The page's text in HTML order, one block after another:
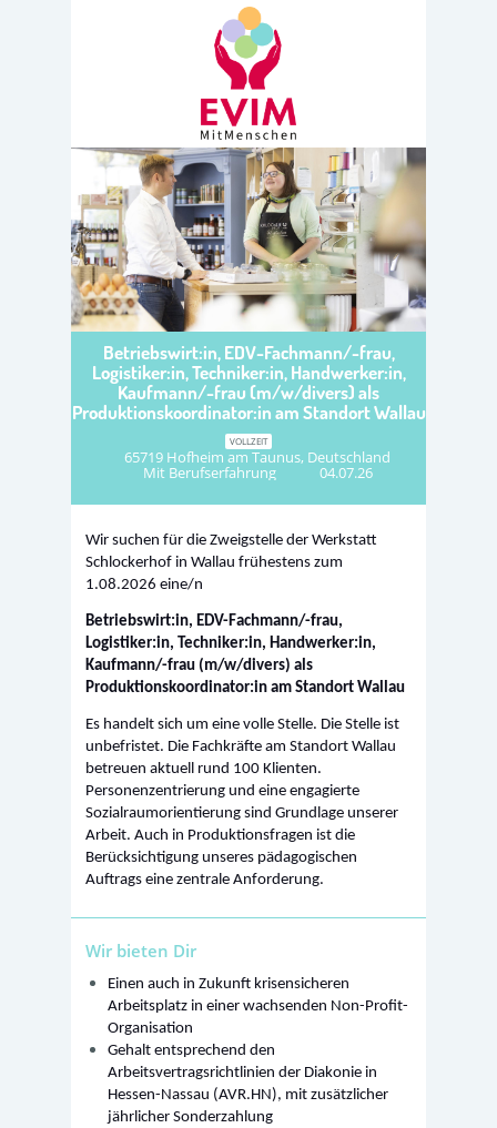
Betriebswirt:in, EDV-Fachmann/-frau,
Logistiker:in, Techniker:in, Handwerker:in,
Kaufmann/-frau (m/w/divers) als
Produktionskoordinator:in am Standort Wallau
VOLLZEIT
65719 Hofheim am Taunus, Deutschland
Mit Berufserfahrung 04.07.26
Wir suchen für die Zweigstelle der Werkstatt
Schlockerhof in Wallau frühestens zum
1.08.2026 eine/n
Betriebswirt:in, EDV-Fachmann/-frau,
Logistiker:in, Techniker:in, Handwerker:in,
Kaufmann/-frau (m/w/divers) als
Produktionskoordinator:in am Standort Wallau
Es handelt sich um eine volle Stelle. Die Stelle ist
unbefristet. Die Fachkräfte am Standort Wallau
betreuen aktuell rund 100 Klienten.
Personenzentrierung und eine engagierte
Sozialraumorientierung sind Grundlage unserer
Arbeit. Auch in Produktionsfragen ist die
Berücksichtigung unseres pädagogischen
Auftrags eine zentrale Anforderung.
Wir bieten Dir
Einen auch in Zukunft krisensicheren
Arbeitsplatz in einer wachsenden Non-Profit-
Organisation
Gehalt entsprechend den
Arbeitsvertragsrichtlinien der Diakonie in
Hessen-Nassau (AVR.HN), mit zusätzlicher
jährlicher Sonderzahlung